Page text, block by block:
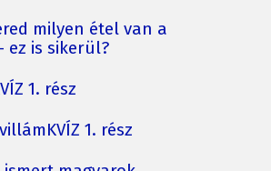
milyen étel van a
ez is sikerül?
1. rész
1. rész